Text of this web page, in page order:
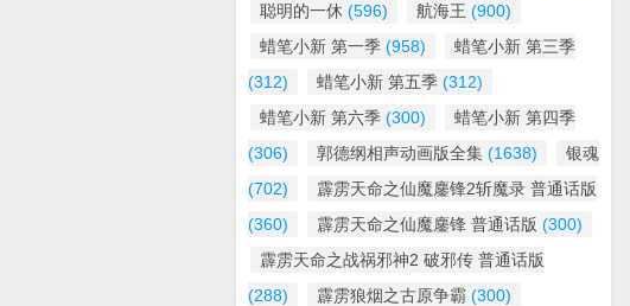
聪明的一休 (596) 航海王 (900)
蜡笔小新 第一季 (958)
蜡笔小新 第三季
(312)
蜡笔小新 第五季 (312)
蜡笔小新 第六季 (300)
蜡笔小新 第四季
(306)
郭德纲相声动画版全集 (1638)
银魂
(702)
霹雳天命之仙魔鏖锋2斩魔录 普通话版
(360)
霹雳天命之仙魔鏖锋 普通话版 (300)
霹雳天命之战祸邪神2 破邪传 普通话版
(288)
霹雳狼烟之古原争霸 (300)